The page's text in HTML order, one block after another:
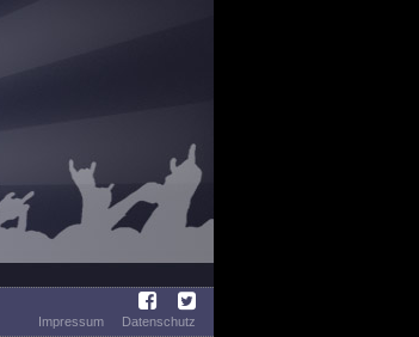
Impressum
Datenschutz